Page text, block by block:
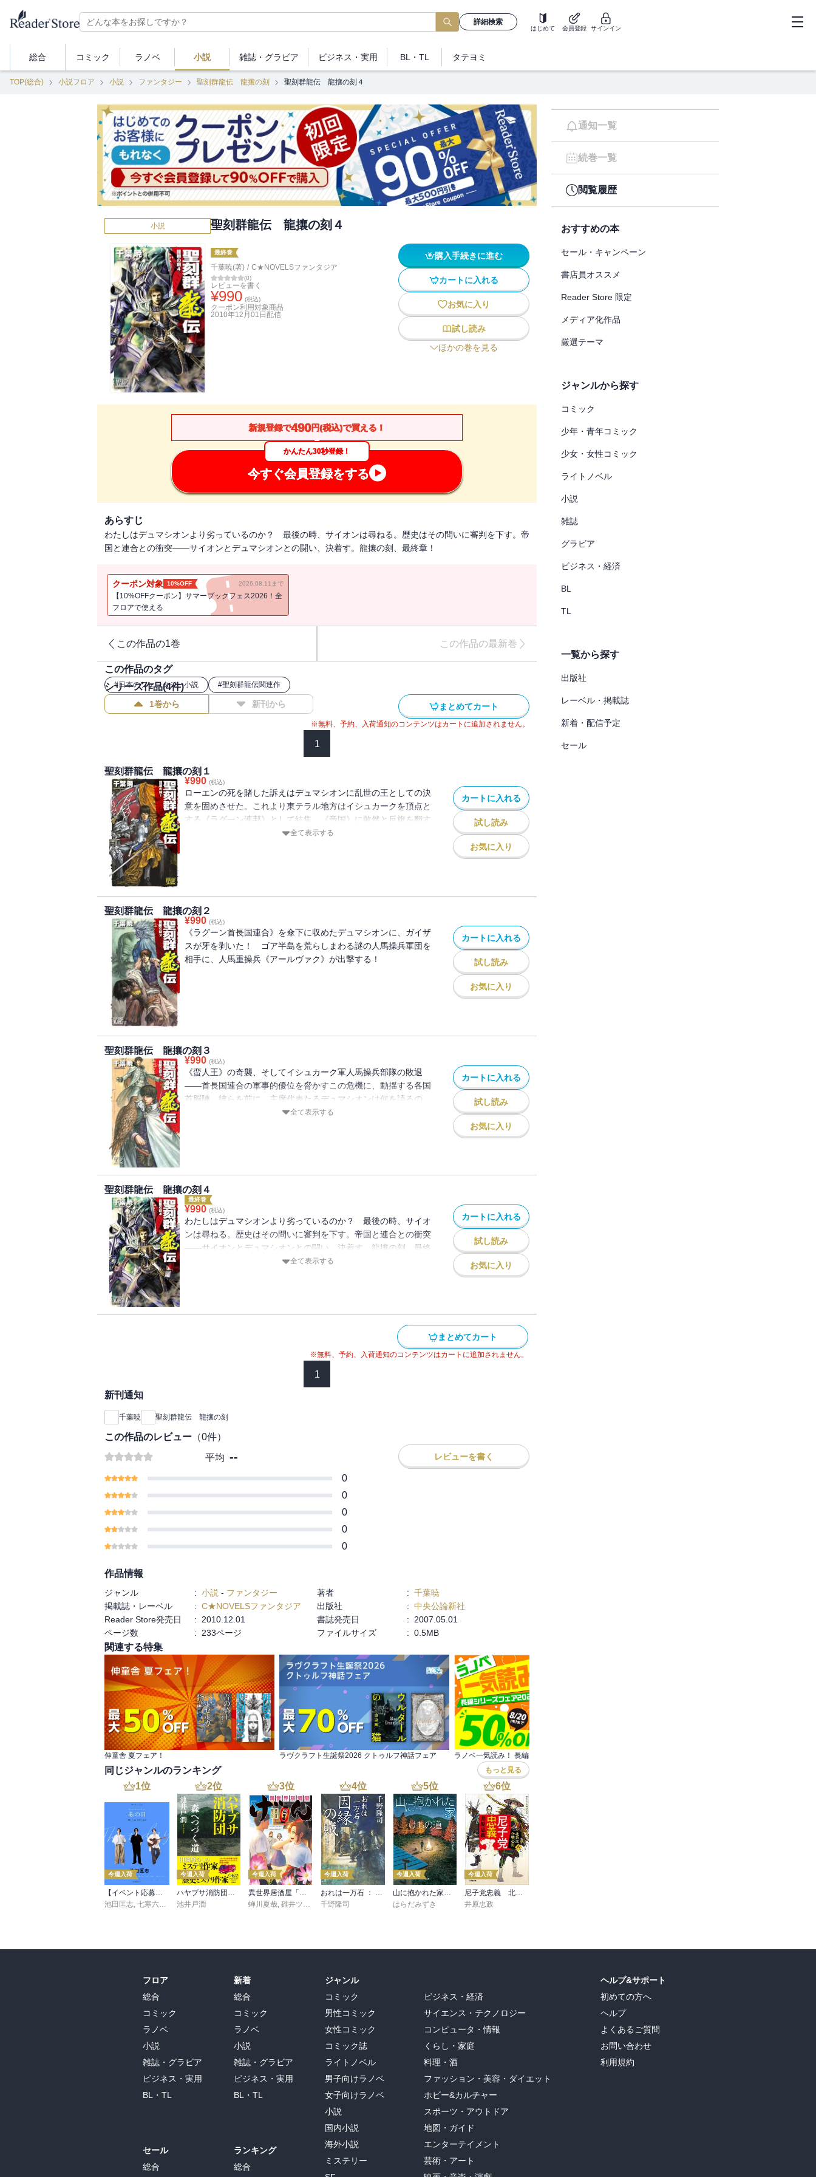
詳細検索
はじめて 会員登録 サインイン
総合 コミック ラノベ 小説 雑誌・ グラビア ビジネス ・実用 BL・TL タテヨミ
TOP(総合) 小説フロア 小説 ファンタジー 聖刻群龍伝 龍攘の刻 聖刻群龍伝 龍攘の刻４
小説 聖刻群龍伝 龍攘の刻４
最終巻
千葉暁(著) / C★NOVELSファンタジア
(0)
レビューを書く
¥990 (税込)
クーポン利用対象商品
2010年12月01日 配信
購入手続きに進む
カートに入れる
お気に入り
試し読み
ほかの巻を見る
新規登録で490円(税込)で買える！
かんたん30秒登録！
今すぐ会員登録をする
あらすじ
わたしはデュマシオンより劣っているのか？ 最後の時、サイオンは尋ねる。歴史はその問いに審判を下す。帝
国と連合との衝突――サイオンとデュマシオンとの闘い、決着す。龍攘の刻、最終章！
クーポン対象 10%OFF 2026.08.11まで
【10%OFFクーポン】サマーブックフェス2026！全
フロアで使える
この作品の1巻 この作品の最新巻
この作品のタグ
#日本のファンタジー小説 #聖刻群龍伝関連作
シリーズ作品(4件)
1巻から 新刊から まとめてカート
※無料、予約、入荷通知のコンテンツはカートに追加されません。
1
聖刻群龍伝 龍攘の刻１
¥990 (税込)
ローエンの死を賭した訴えはデュマシオンに乱世の王としての決
意を固めさせた。これより東テラル地方はイシュカークを頂点と
する《ラグーン連邦》として結集、《帝国》に敢然と反旗を翻す
のである。動乱の時代が始まる――そして、群雄割拠する大陸の
全て表示する
カートに入れる
試し読み
お気に入り
聖刻群龍伝 龍攘の刻２
¥990 (税込)
《ラグーン首長国連合》を傘下に収めたデュマシオンに、ガイザ
スが牙を剥いた！ ゴア半島を荒らしまわる謎の人馬操兵軍団を
相手に、人馬重操兵《アールヴァク》が出撃する！
カートに入れる
試し読み
お気に入り
聖刻群龍伝 龍攘の刻３
¥990 (税込)
《蛮人王》の奇襲、そしてイシュカーク軍人馬操兵部隊の敗退
――首長国連合の軍事的優位を脅かすこの危機に、動揺する各国
首脳陣。彼らを前に、主席代表たるデュマシオンは何を語るの
全て表示する
カートに入れる
試し読み
お気に入り
聖刻群龍伝 龍攘の刻４
最終巻
¥990 (税込)
わたしはデュマシオンより劣っているのか？ 最後の時、サイオ
ンは尋ねる。歴史はその問いに審判を下す。帝国と連合との衝突
――サイオンとデュマシオンとの闘い、決着す。龍攘の刻、最終
全て表示する
カートに入れる
試し読み
お気に入り
まとめてカート
※無料、予約、入荷通知のコンテンツはカートに追加されません。
1
新刊通知
千葉暁 聖刻群龍伝 龍攘の刻
この作品のレビュー （0件）
平均 -- レビューを書く
0
0
0
0
0
作品情報
ジャンル : 小説 - ファンタジー 著者 : 千葉暁
掲載誌・レーベル
: C★NOVELSファンタジア 出版社 : 中央公論新社
Reader Store発売日
: 2010.12.01 書誌発売日 : 2007.05.01
ページ数
: 233ページ ファイルサイズ : 0.5MB
関連する特集
伸童舎 夏フェア！ ラヴクラフト生誕祭2026 クトゥルフ神話フェア ラノベ一気読み！ 長編シリーズフェア2026
同じジャンルのランキング もっと見る
1位
今週入荷
池田匡志 七寒六温 konoko58,
2位
今週入荷
池井戸潤
3位
今週入荷
蝉川夏哉 ,碓井ツカサ
4位
今週入荷
千野隆司
5位
今週入荷
はらだみずき
6位
今週入荷
井原忠政
通知一覧
続巻一覧
閲覧履歴
おすすめの本
セール・キャンペーン
書店員オススメ
Reader Store 限定
メディア化作品
厳選テーマ
ジャンルから探す
コミック
少年・青年コミック
少女・女性コミック
ライトノベル
小説
雑誌
グラビア
ビジネス・経済
BL
TL
一覧から探す
出版社
レーベル・掲載誌
新着・配信予定
セール
フロア
総合
コミック
ラノベ
小説
雑誌・グラビア
ビジネス・実用
BL・TL
セール
総合
新着
総合
コミック
ラノベ
小説
雑誌・グラビア
ビジネス・実用
BL・TL
ランキング
総合
ジャンル
コミック
男性コミック
女性コミック
コミック誌
ライトノベル
男子向けラノベ
女子向けラノベ
小説
国内小説
海外小説
ミステリー
ビジネス・経済
サイエンス・テクノロジー
コンピュータ・情報
くらし・家庭
料理・酒
ファッション・美容・ダイエット
ホビー&カルチャー
スポーツ・アウトドア
地図・ガイド
エンターテイメント
芸術・アート
ヘルプ&サポート
初めての方へ
ヘルプ
よくあるご質問
お問い合わせ
利用規約